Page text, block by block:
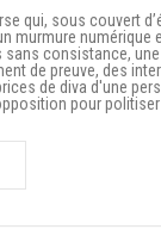
qui, sous couvert
murmure numérique
sans consistance,
de preuve, des
de diva d'une
pour